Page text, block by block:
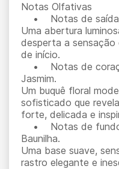
Notas Olfativas
• Notas de saída:
Uma abertura
desperta a sensação
de início.
• Notas de
Jasmim.
Um buquê floral
sofisticado que
forte, delicada e
• Notas de fundo:
Baunilha.
Uma base suave,
rastro elegante e